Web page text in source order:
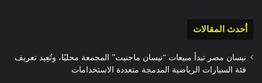
أحدث المقالات
نيسان مصر تبدأ مبيعات “نيسان ماجنيت” المجمعة محليًا، وتُعِيد تعريف
فئة السيارات الرياضية المدمجة متعددة الاستخدامات